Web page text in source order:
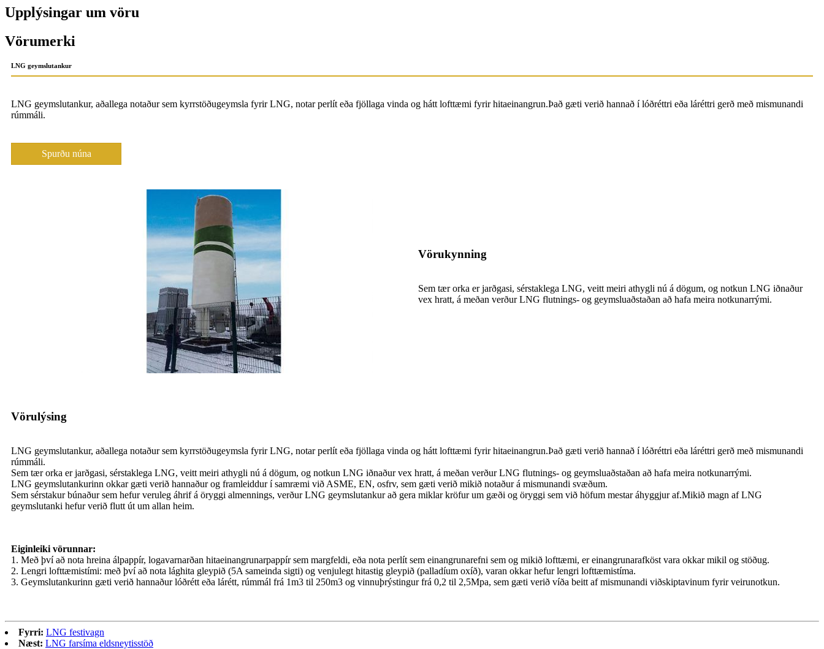
Upplýsingar um vöru
Vörumerki
LNG geymslutankur
LNG geymslutankur, aðallega notaður sem kyrrstöðugeymsla fyrir LNG, notar perlít eða fjöllaga vinda og hátt lofttæmi fyrir hitaeinangrun.Það gæti verið hannað í lóðréttri eða láréttri gerð með mismunandi
rúmmáli.
Spurðu núna
Vörukynning
Sem tær orka er jarðgasi, sérstaklega LNG, veitt meiri athygli nú á dögum, og notkun LNG iðnaður
vex hratt, á meðan verður LNG flutnings- og geymsluaðstaðan að hafa meira notkunarrými.
Vörulýsing
LNG geymslutankur, aðallega notaður sem kyrrstöðugeymsla fyrir LNG, notar perlít eða fjöllaga vinda og hátt lofttæmi fyrir hitaeinangrun.Það gæti verið hannað í lóðréttri eða láréttri gerð með mismunandi
rúmmáli.
Sem tær orka er jarðgasi, sérstaklega LNG, veitt meiri athygli nú á dögum, og notkun LNG iðnaður vex hratt, á meðan verður LNG flutnings- og geymsluaðstaðan að hafa meira notkunarrými.
LNG geymslutankurinn okkar gæti verið hannaður og framleiddur í samræmi við ASME, EN, osfrv, sem gæti verið mikið notaður á mismunandi svæðum.
Sem sérstakur búnaður sem hefur veruleg áhrif á öryggi almennings, verður LNG geymslutankur að gera miklar kröfur um gæði og öryggi sem við höfum mestar áhyggjur af.Mikið magn af LNG
geymslutanki hefur verið flutt út um allan heim.
Eiginleiki vörunnar:
1. Með því að nota hreina álpappír, logavarnarðan hitaeinangrunarpappír sem margfeldi, eða nota perlít sem einangrunarefni sem og mikið lofttæmi, er einangrunarafköst vara okkar mikil og stöðug.
2. Lengri lofttæmistími: með því að nota lághita gleypið (5A sameinda sigti) og venjulegt hitastig gleypið (palladíum oxíð), varan okkar hefur lengri lofttæmistíma.
3. Geymslutankurinn gæti verið hannaður lóðrétt eða lárétt, rúmmál frá 1m3 til 250m3 og vinnuþrýstingur frá 0,2 til 2,5Mpa, sem gæti verið víða beitt af mismunandi viðskiptavinum fyrir veirunotkun.
Fyrri: LNG festivagn
Næst: LNG farsíma eldsneytisstöð